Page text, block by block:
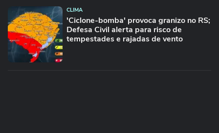
CLIMA
'Ciclone-bomba' provoca granizo no RS;
Defesa Civil alerta para risco de
tempestades e rajadas de vento